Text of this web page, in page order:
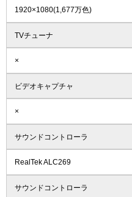
1920×1080(1,677万色)
TVチューナ
×
ビデオキャプチャ
×
サウンドコントローラ
RealTek ALC269
サウンドコントローラ